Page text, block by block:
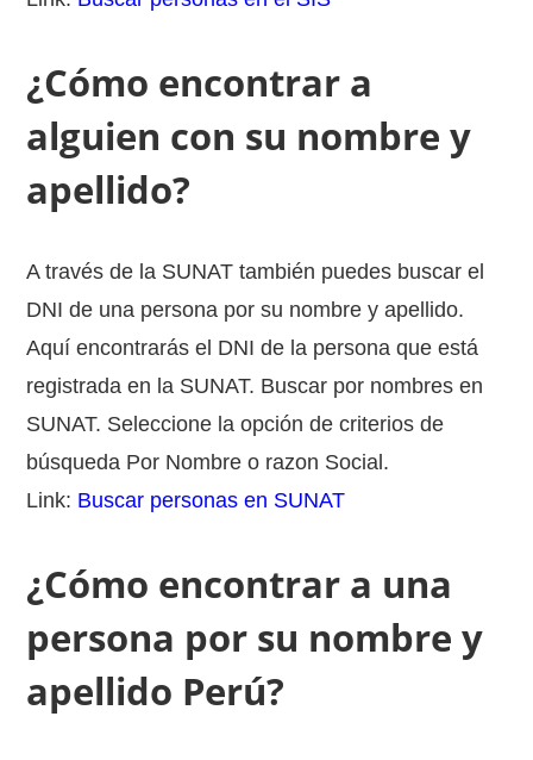
¿Cómo encontrar a
alguien con su nombre y
apellido?
A través de la SUNAT también puedes buscar el
DNI de una persona por su nombre y apellido.
Aquí encontrarás el DNI de la persona que está
registrada en la SUNAT. Buscar por nombres en
SUNAT. Seleccione la opción de criterios de
búsqueda Por Nombre o razon Social.
Link: Buscar personas en SUNAT
¿Cómo encontrar a una
persona por su nombre y
apellido Perú?